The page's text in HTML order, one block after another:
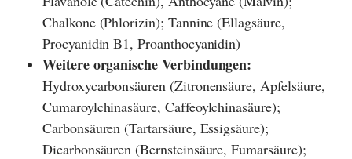
Chalkone (Phlorizin); Tannine (Ellagsäure,
Procyanidin B1, Proanthocyanidin)
Weitere organische Verbindungen:
Hydroxycarbonsäuren (Zitronensäure, Apfelsäure,
Cumaroylchinasäure, Caffeoylchinasäure);
Carbonsäuren (Tartarsäure, Essigsäure);
Dicarbonsäuren (Bernsteinsäure, Fumarsäure);